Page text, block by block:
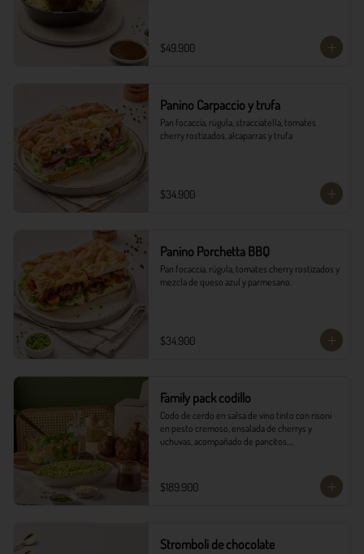
$49.900
Panino Carpaccio y trufa
Pan focaccia, rúgula, stracciatella, tomates
cherry rostizados, alcaparras y trufa
$34.900
Panino Porchetta BBQ
Pan focaccia, rúgula, tomates cherry rostizados y
mezcla de queso azul y parmesano.
$34.900
Family pack codillo
Codo de cerdo en salsa de vino tinto con risoni
en pesto cremoso, ensalada de cherrys y
uchuvas, acompañado de pancitos.​​
- Risoni (Cantidad ideal para 4 personas)​
- Pancitos​
$189.900
Stromboli de chocolate